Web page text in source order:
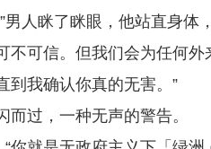
人眯了眯眼，他站直身体
不可信。但我们会为任何
到我确认你真的无害。”
过，一种无声的警告。